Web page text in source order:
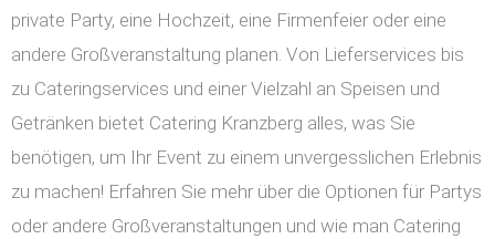
private Party, eine Hochzeit, eine Firmenfeier oder eine
andere Großveranstaltung planen. Von Lieferservices bis
zu Cateringservices und einer Vielzahl an Speisen und
Getränken bietet Catering Kranzberg alles, was Sie
benötigen, um Ihr Event zu einem unvergesslichen Erlebnis
zu machen! Erfahren Sie mehr über die Optionen für Partys
oder andere Großveranstaltungen und wie man Catering